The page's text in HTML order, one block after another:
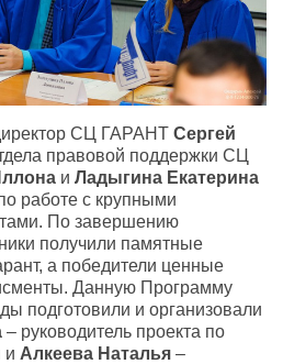
СЦ ГАРАНТ Сергей
правовой поддержки СЦ
и Ладыгина Екатерина
работе с крупными
По завершению
получили памятные
а победители ценные
Данную Программу
подготовили и организовали
– руководитель проекта по
и Алкеева Наталья –